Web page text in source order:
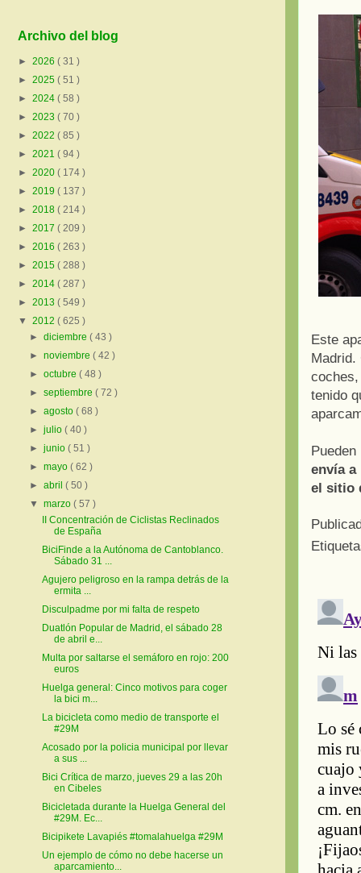
Este
tenido
envía
el sitio
Archivo del blog
► 2026 ( 31 )
► 2025 ( 51 )
► 2024 ( 58 )
► 2023 ( 70 )
► 2022 ( 85 )
► 2021 ( 94 )
► 2020 ( 174 )
► 2019 ( 137 )
► 2018 ( 214 )
► 2017 ( 209 )
► 2016 ( 263 )
► 2015 ( 288 )
► 2014 ( 287 )
► 2013 ( 549 )
▼ 2012 ( 625 )
►diciembre( 43 )
►noviembre( 42 )
►octubre( 48 )
►septiembre( 72 )
►agosto( 68 )
►julio( 40 )
►junio( 51 )
►mayo( 62 )
►abril( 50 )
▼marzo( 57 )
II Concentración de Ciclistas Reclinados
de España
BiciFinde a la Autónoma de Cantoblanco.
Sábado 31 ...
Agujero peligroso en la rampa detrás de la
ermita ...
Disculpadme por mi falta de respeto
Duatlón Popular de Madrid, el sábado 28
de abril e...
Multa por saltarse el semáforo en rojo: 200
euros
Huelga general: Cinco motivos para coger
la bici m...
La bicicleta como medio de transporte el
#29M
Acosado por la policia municipal por llevar
a sus ...
Bici Crítica de marzo, jueves 29 a las 20h
en Cibeles
Bicicletada durante la Huelga General del
#29M. Ec...
Bicipikete Lavapiés #tomalahuelga #29M
Un ejemplo de cómo no debe hacerse un
aparcamiento...